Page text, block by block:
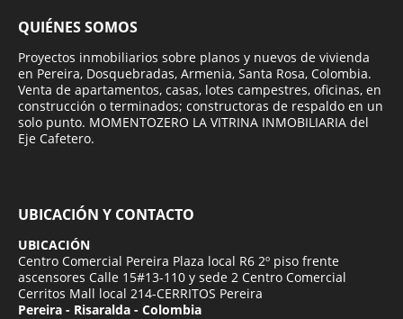
QUIÉNES SOMOS
Proyectos inmobiliarios sobre planos y nuevos de vivienda
en Pereira, Dosquebradas, Armenia, Santa Rosa, Colombia.
Venta de apartamentos, casas, lotes campestres, oficinas, en
construcción o terminados; constructoras de respaldo en un
solo punto. MOMENTOZERO LA VITRINA INMOBILIARIA del
Eje Cafetero.
UBICACIÓN Y CONTACTO
UBICACIÓN
Centro Comercial Pereira Plaza local R6 2º piso frente
ascensores Calle 15#13-110 y sede 2 Centro Comercial
Cerritos Mall local 214-CERRITOS Pereira
Pereira - Risaralda - Colombia